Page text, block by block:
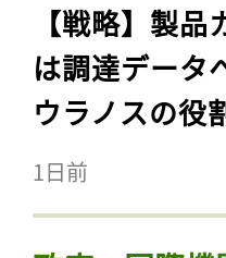
【戦略】製
は調達データ
ウラノスの役
1日前